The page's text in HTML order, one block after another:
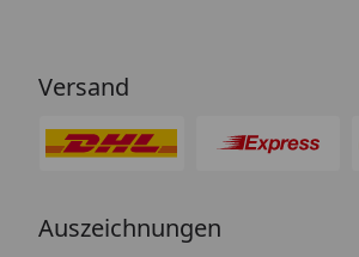
Versand
Auszeichnungen